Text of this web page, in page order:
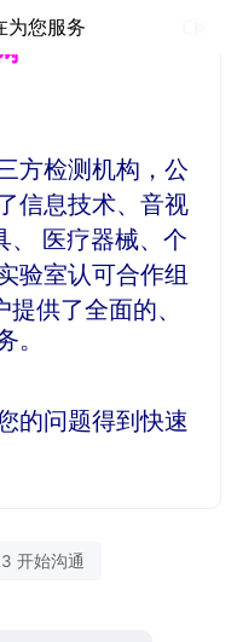
为您服务
方检测机构，公
信息技术、音视
、 医疗器械、个
验室认可合作组
提供了全面的、
。
的问题得到快速
开始沟通